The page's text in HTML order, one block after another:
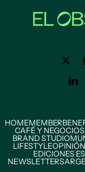
HOMEMEMBER
CAFÉ Y NEGOCIOS
BRAND STUDIO
LIFESTYLEOPINIÓN
EDICIONES
NEWSLETTERS